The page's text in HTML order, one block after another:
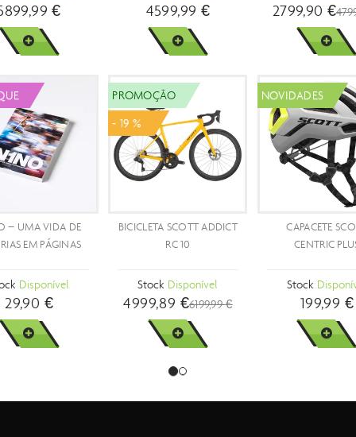
€6044,99 €
VER MAIS
BICICLETA SCOTT
GRAVEL 30
Stock Disponível
1399,99 €
VER MAIS
4599,99 €
VER MAIS VER
BICICLETA SCOTT ADDICT
GRAVEL 20
Stock Disponível
3599,99 €
VER MAIS
Stock
VER